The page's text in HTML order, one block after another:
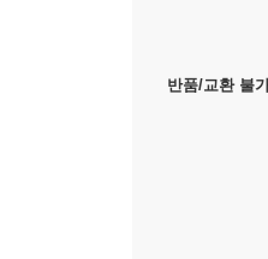
반품/교환 불